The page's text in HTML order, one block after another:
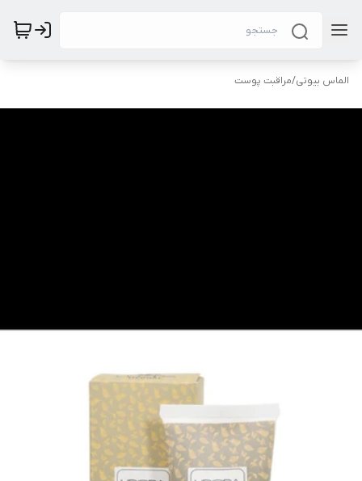
الماس بیوتی/مراقبت پوست